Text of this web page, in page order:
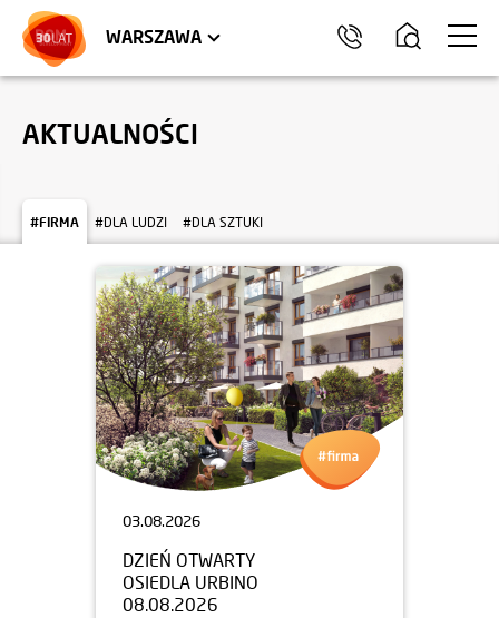
WARSZAWA
HEL
AKTUALNOŚCI
#FIRMA #DLA LUDZI #DLA SZTUKI
03.08.2026
DZIEŃ OTWARTY
OSIEDLA URBINO
08.08.2026